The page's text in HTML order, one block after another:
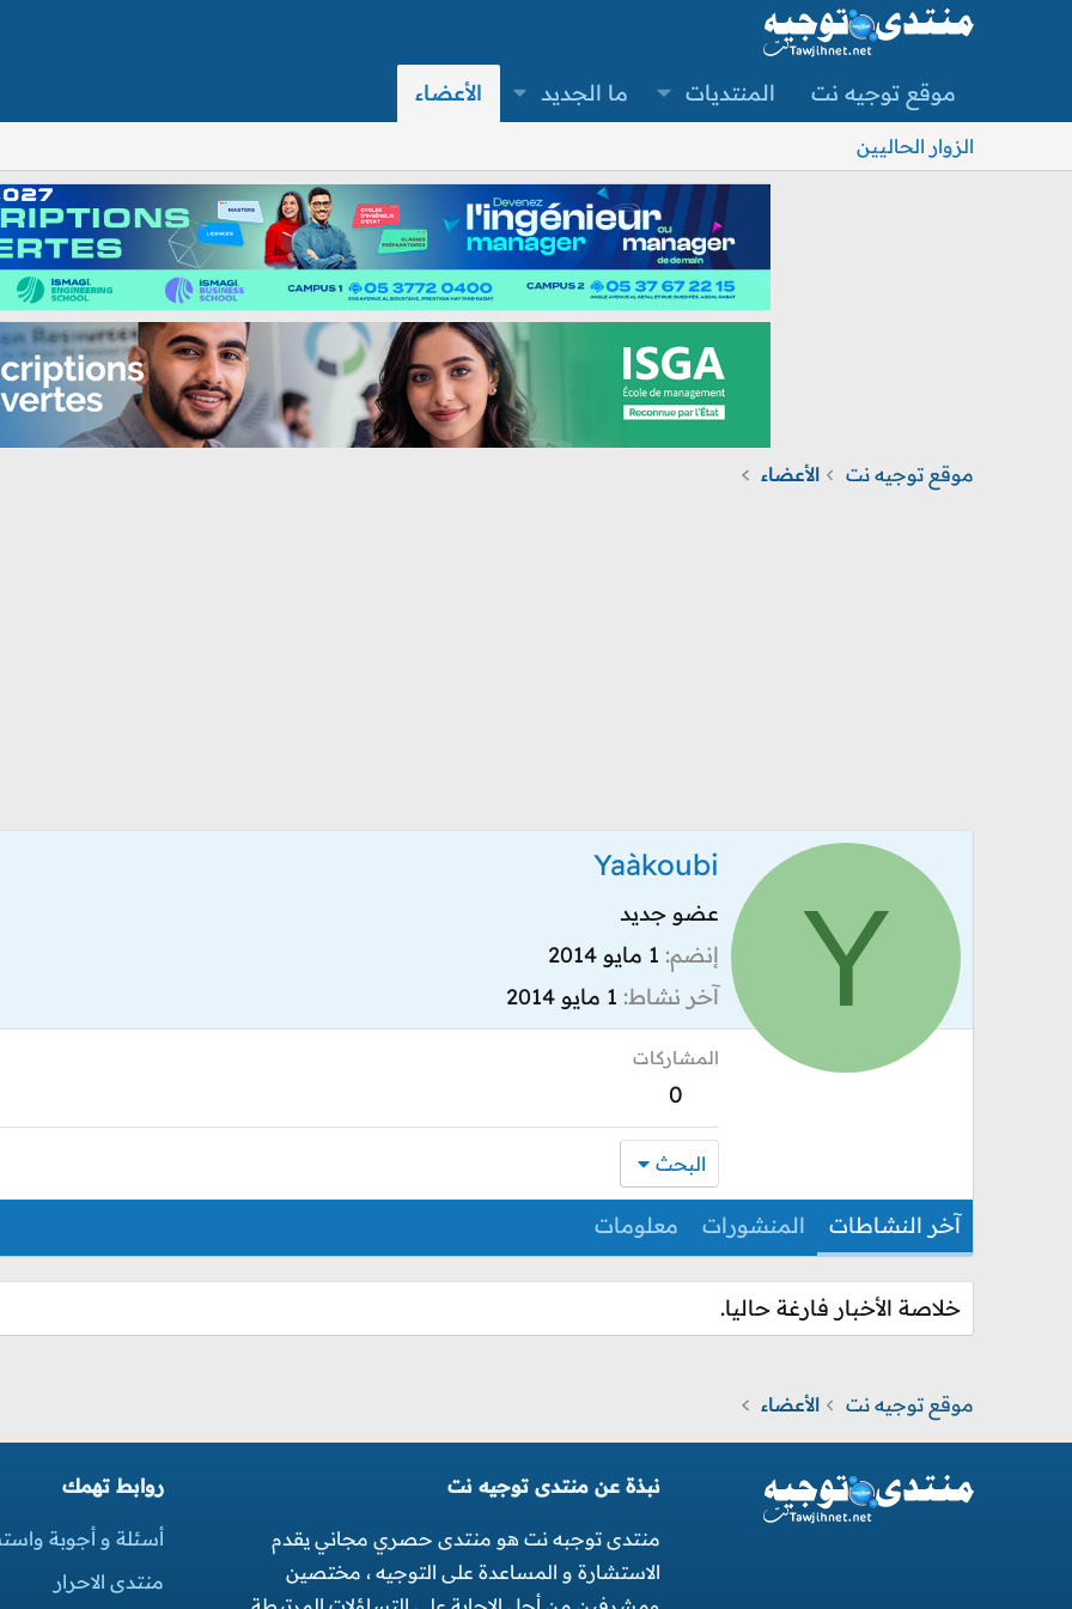
موقع توجيه نت المنتديات ما الجديد الأعضاء
الزوار الحاليين
موقع توجيه نت الأعضاء
Y
Yaàkoubi
عضو جديد
إنضم 1 مايو 2014
آخر نشاط 1 مايو 2014
المشاركات
0
البحث
آخر النشاطات المنشورات معلومات
خلاصة الأخبار فارغة حاليا.
موقع توجيه نت الأعضاء
نبذة عن منتدى توجيه نت
منتدى توجبه نت هو منتدى حصري مجاني يقدم
الاستشارة و المساعدة على التوجيه ، مختصين
روابط تهمك
أسئلة و أجوبة
منتدى الاحرار